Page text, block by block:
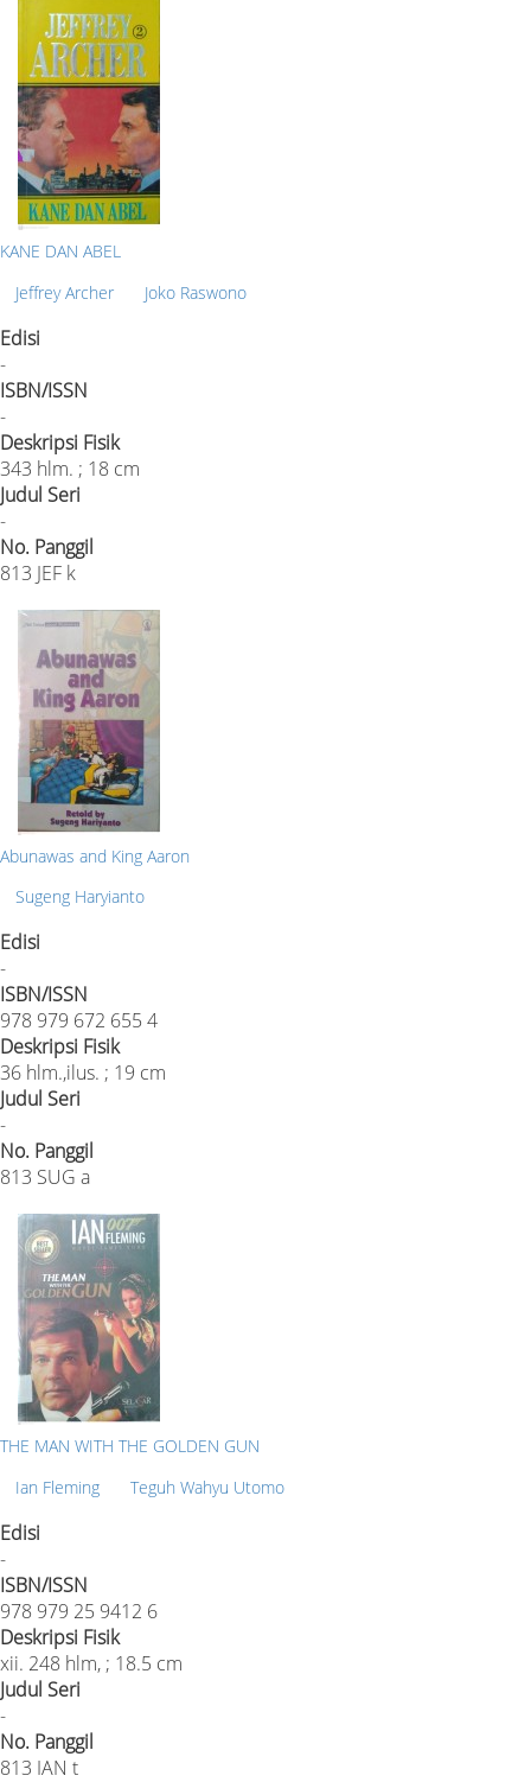
KANE DAN ABEL
Jeffrey Archer
Joko Raswono
Edisi
-
ISBN/ISSN
-
Deskripsi Fisik
343 hlm. ; 18 cm
Judul Seri
-
No. Panggil
813 JEF k
Abunawas and King Aaron
Sugeng Haryianto
Edisi
-
ISBN/ISSN
978 979 672 655 4
Deskripsi Fisik
36 hlm.,ilus. ; 19 cm
Judul Seri
-
No. Panggil
813 SUG a
THE MAN WITH THE GOLDEN GUN
Ian Fleming
Teguh Wahyu Utomo
Edisi
-
ISBN/ISSN
978 979 25 9412 6
Deskripsi Fisik
xii. 248 hlm, ; 18.5 cm
Judul Seri
-
No. Panggil
813 IAN t